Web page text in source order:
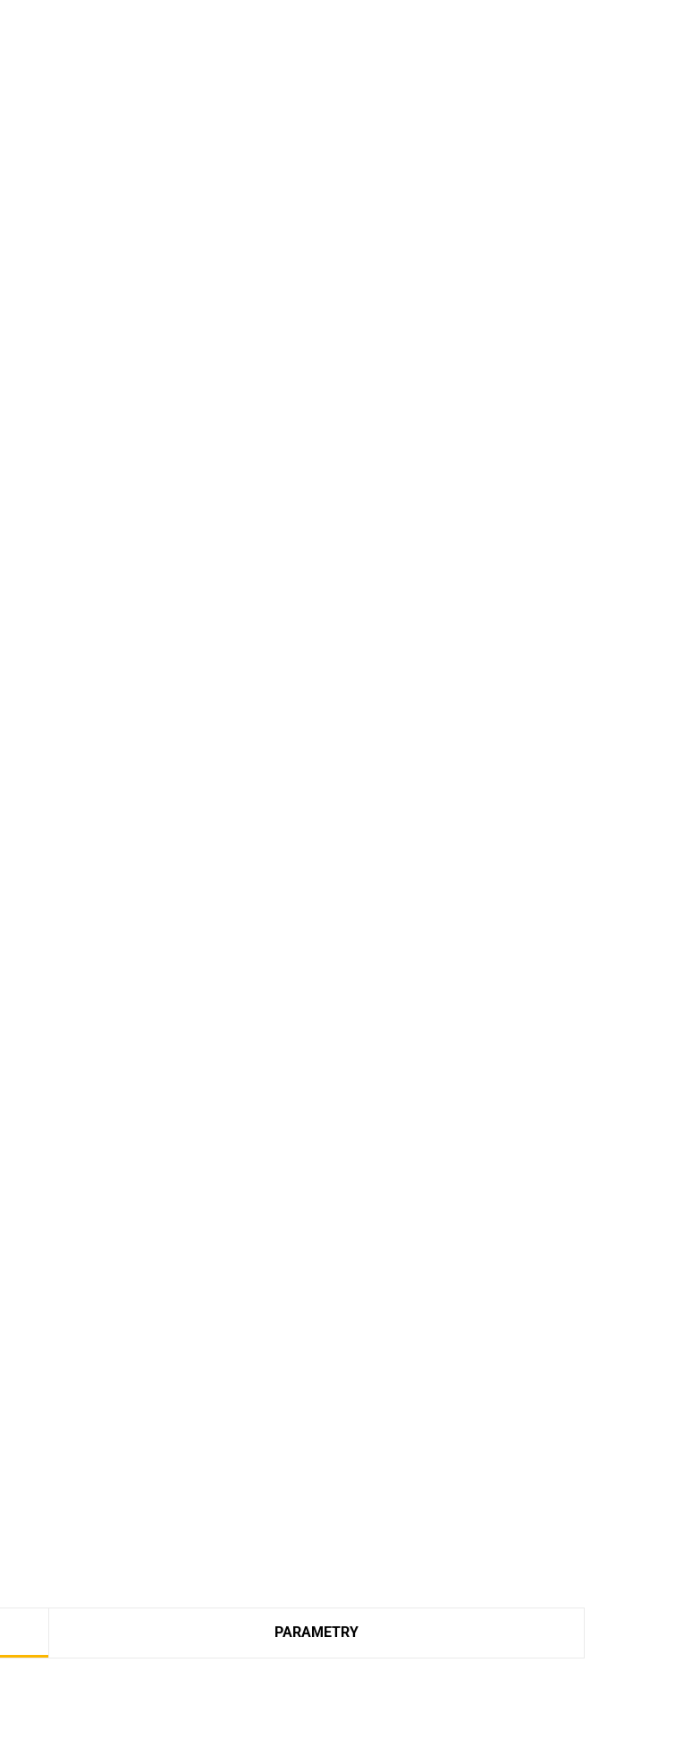
PARAMETRY